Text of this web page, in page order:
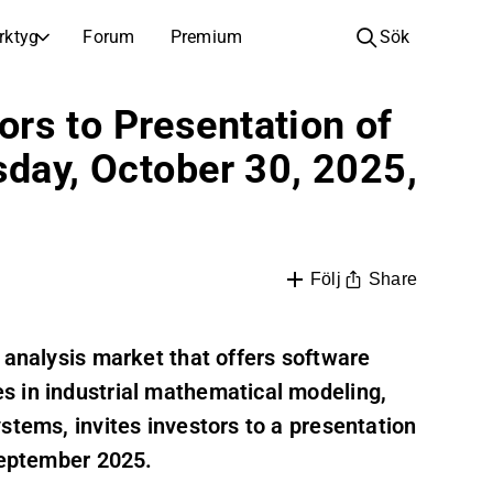
Forum Premium
Bolag
Årsstämmor
Analysskola
Lär dig läsa och förstå aktieanalys
Sök
to Presentation of
October 30, 2025,
Följ Share
market that offers software
in industrial mathematical modeling,
invites investors to a presentation
2025.